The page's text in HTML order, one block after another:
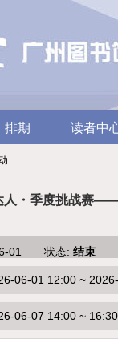
排期 读者中
人・季度挑战赛
01 状态: 结束
06-01 12:00 ~
06-07 14:00 ~ 16:30